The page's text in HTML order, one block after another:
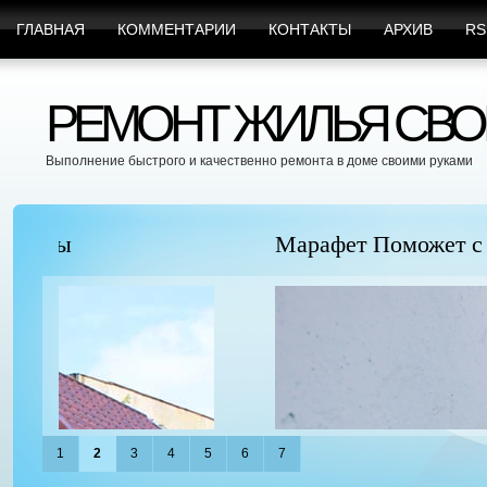
ГЛАВНАЯ КОММЕНТАРИИ КОНТАКТЫ АРХИВ
РЕМОНТ ЖИЛЬЯ
Выполнение быстрого и качественно ремонта в доме своими руками
Марафет Поможет с Любыми Видами
1 2 3 4 5 6 7